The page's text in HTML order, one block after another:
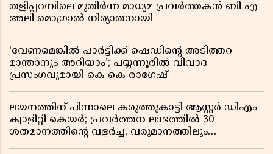
തളിപ്പറമ്പിലെ മുതിർന്ന മാധ്യമ പ്രവർത്തകൻ ബി എ
അലി മൊഗ്രാൽ നിര്യാതനായി
‘വേണമെങ്കിൽ പാർട്ടിക്ക് ഷെഡിൻ്റെ അടിത്തറ
മാന്താനും അറിയാം’; പയ്യന്നൂരിൽ വിവാദ
പ്രസംഗവുമായി കെ കെ രാഗേഷ്
ലയനത്തിന് പിന്നാലെ കരുത്തുകാട്ടി ആസ്റ്റർ ഡിഎം
ക്വാളിറ്റി കെയർ; പ്രവർത്തന ലാഭത്തിൽ 30
ശതമാനത്തിൻ്റെ വളർച്ച, വരുമാനത്തിലും